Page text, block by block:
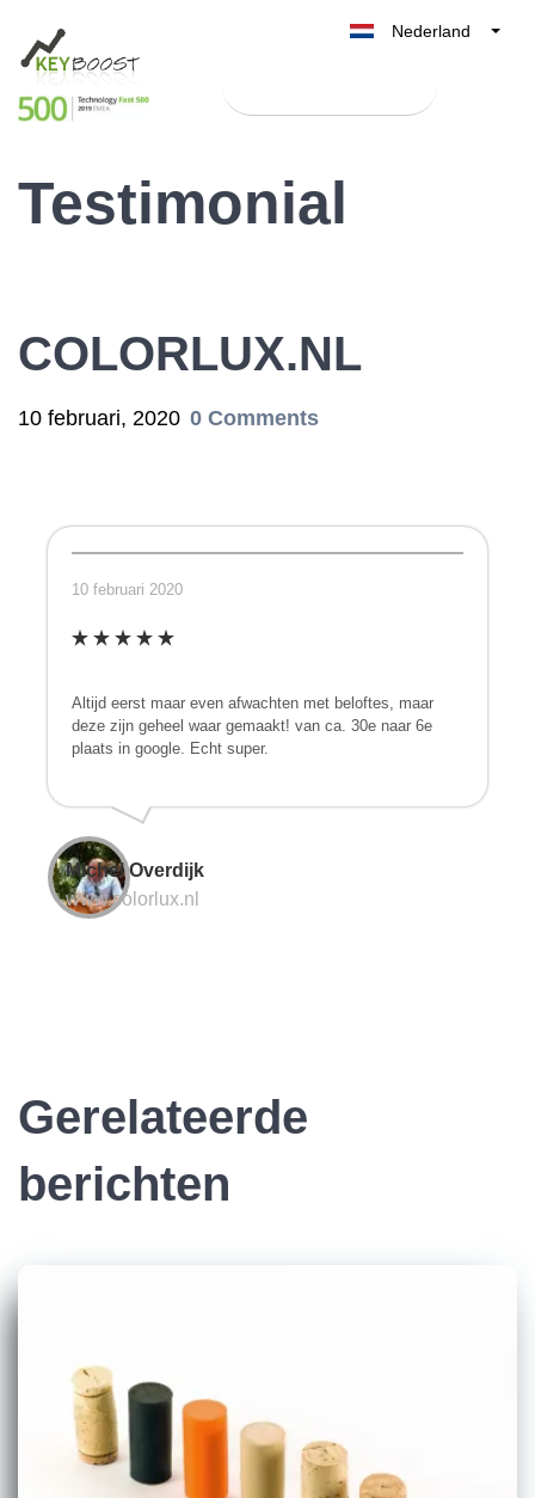
Nederland
België
Testimonial
COLORLUX.NL
10 februari, 2020 0 Comments
10 februari 2020
Altijd eerst maar even afwachten met beloftes, maar
deze zijn geheel waar gemaakt! van ca. 30e naar 6e
plaats in google. Echt super.
Michel Overdijk
www.colorlux.nl
Gerelateerde
berichten